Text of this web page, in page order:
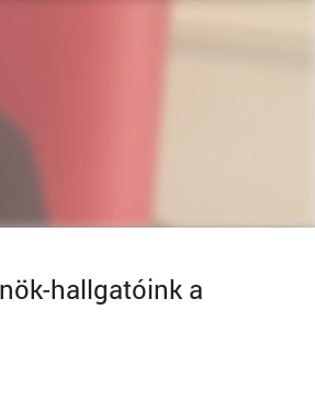
hallgatóink a